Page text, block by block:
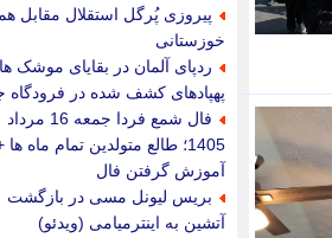
پیروزی پُرگل استقلال مقابل
خوزستانی
ردپای آلمان در بقایای موشک
پهپادهای کشف شده در فرودگاه
فال شمع فردا جمعه 16 مرداد
1405؛ طالع متولدین تمام ماه ها
آموزش گرفتن فال
بریس لیونل مسی در بازگشت
آتشین به اینترمیامی (ویدئو)